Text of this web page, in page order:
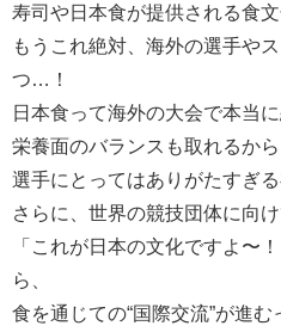
寿司や日本食が提供される食
もうこれ絶対、海外の選手や
つ…！
日本食って海外の大会で本当に
栄養面のバランスも取れるから
選手にとってはありがたすぎる
さらに、世界の競技団体に向
「これが日本の文化ですよ〜
ら、
食を通じての“国際交流”が進む